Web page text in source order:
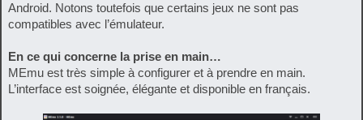
Android. Notons toutefois que certains jeux ne sont pas
compatibles avec l’émulateur.
En ce qui concerne la prise en main…
MEmu est très simple à configurer et à prendre en main.
L’interface est soignée, élégante et disponible en français.